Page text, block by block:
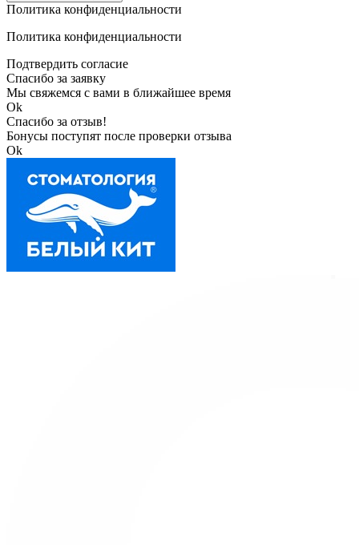
Политика конфиденциальности
Политика конфиденциальности
Подтвердить согласие
Спасибо за заявку
Мы свяжемся с вами в ближайшее время
Ok
Спасибо за отзыв!
Бонусы поступят после проверки отзыва
Ok